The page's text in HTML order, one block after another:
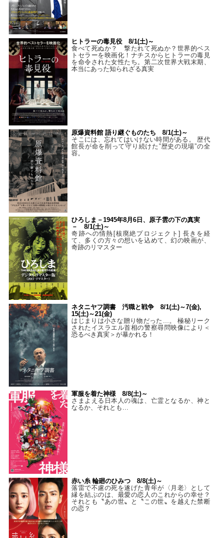
ヒトラーの毒見役 8/1(土)～
食べて死ぬか？ 撃たれて死ぬか？世界的ベス
トセラーを映画化！ナチスからヒトラーの毒見
を命令された女性たち。第二次世界大戦末期、
本当にあった知られざる真実
原爆資料館 語り継ぐものたち 8/1(土)～
そこには、忘れてはいけない時間がある。 歴代
館長が命を削って守り続けた”歴史の現場”の全
容。
ひろしま－1945年8月6日、原子雲の下の真実
－ 8/1(土)～
奇跡への情熱[核廃絶プロジェクト] 長きを経
て、多くの方々の想いを込めて、幻の映画が、
奇跡のリマスター
ネタニヤフ調書 汚職と戦争 8/1(土)～7(金),
15(土)～21(金)
はじまりは小さな贈り物だった…。 極秘リーク
されたイスラエル首相の警察尋問映像により＜
恐るべき真実＞が暴かれる！
軍服を着た神様 8/8(土)～
さまよえる日本人の魂は、亡霊となるか、神と
なるか、それとも…
赤い糸 輪廻のひみつ 8/8(土)～
落雷で不慮の死を遂げた青年が〈月老〉として
縁を結ぶのは、最愛の恋人のこれからの幸せ？
それとも〝あの世〟と〝この世〟を越えた禁断
の恋？